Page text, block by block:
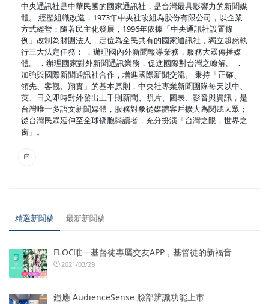
中央通訊社是中華民國的國家通訊社，是台灣最具影響力的新聞媒
體。 經歷組織改造，1973年中央社改組為股份有限公司，以企業
方式經營；隨著民主化發展，1996年依據「中央通訊社設置條
例」改制為財團法人，定位為全民共有的國家通訊社，獨立超然執
行三大法定任務： ．辦理國內外新聞報導業務，服務大眾傳播媒
體。 ．辦理國家對外新聞通訊業務，促進國際對台灣之瞭解。 ．
加強與國際新聞通訊社合作，增進國際新聞交流。 秉持「正確、
領先、客觀、翔實」的基本原則，中央社專業新聞團隊每天以中、
英、日文即時對外發出上千則新聞、照片、圖表、影音與資訊，是
台灣唯一多語文新聞媒體，服務對象從媒體客戶擴大為閱聽大眾；
從台灣民眾延伸至全球僑胞與讀者，充分扮演「台灣之眼，世界之
窗」。
精選新聞稿 最新新聞稿
FLOC唯一基督徒專屬交友APP，基督徒的新福音
2021/03/29
鎧應 AudienceSense 臉部辨識功能上市